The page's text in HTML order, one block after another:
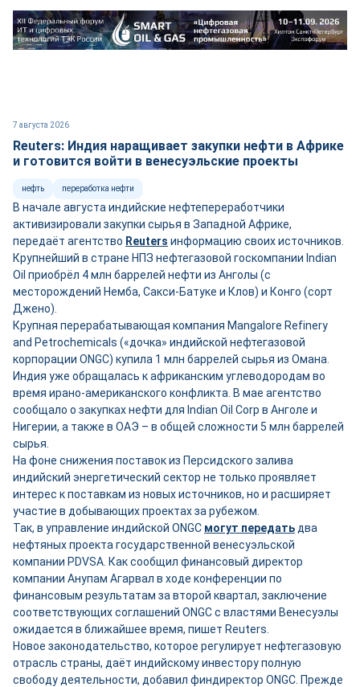
7 августа 2026
Reuters: Индия наращивает закупки нефти в Африке
и готовится войти в венесуэльские проекты
нефть переработка нефти
В начале августа индийские нефтепереработчики
активизировали закупки сырья в Западной Африке,
передаёт агентство Reuters информацию своих источников.
Крупнейший в стране НПЗ нефтегазовой госкомпании Indian
Oil приобрёл 4 млн баррелей нефти из Анголы (с
месторождений Немба, Сакси-Батуке и Клов) и Конго (сорт
Джено).
Крупная перерабатывающая компания Mangalore Refinery
and Petrochemicals («дочка» индийской нефтегазовой
корпорации ONGC) купила 1 млн баррелей сырья из Омана.
Индия уже обращалась к африканским углеводородам во
время ирано-американского конфликта. В мае агентство
сообщало о закупках нефти для Indian Oil Corp в Анголе и
Нигерии, а также в ОАЭ – в общей сложности 5 млн баррелей
сырья.
На фоне снижения поставок из Персидского залива
индийский энергетический сектор не только проявляет
интерес к поставкам из новых источников, но и расширяет
участие в добывающих проектах за рубежом.
Так, в управление индийской ONGC могут передать два
нефтяных проекта государственной венесуэльской
компании PDVSA. Как сообщил финансовый директор
компании Анупам Агарвал в ходе конференции по
финансовым результатам за второй квартал, заключение
соответствующих соглашений ONGC с властями Венесуэлы
ожидается в ближайшее время, пишет Reuters.
Новое законодательство, которое регулирует нефтегазовую
отрасль страны, даёт индийскому инвестору полную
свободу деятельности, добавил финдиректор ONGC. Прежде